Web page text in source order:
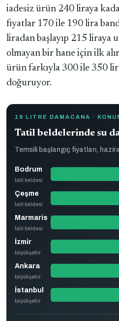
iadesiz ürün 240 liraya
fiyatlar 170 ile 190 lira
liradan başlayıp 215 liraya
olmayan bir hane için ilk
ürün farkıyla 300 ile 350
doğuruyor.
19 LITRE DAMACANA ·
Tatil beldelerinde su
Temsili başlangıç fiyatları,
Bodrum
tatil beldesi
Çeşme
tatil beldesi
Marmaris
tatil beldesi
İzmir
büyükşehir
Ankara
büyükşehir
İstanbul
büyükşehir